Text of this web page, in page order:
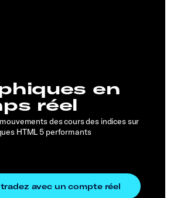
en
réel
des cours des indices sur
HTML 5 performants